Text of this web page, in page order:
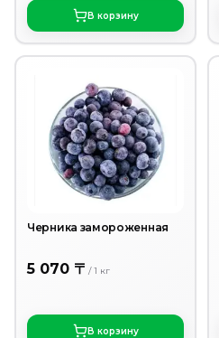
В корзину
Черника замороженная
5 070 〒 /1 кг
В корзину